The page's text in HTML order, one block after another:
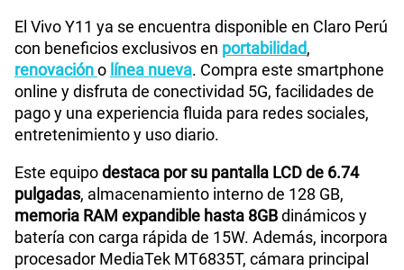
Paga solo
175GBen alta velocidad
S/159.90
Paga solo
185GB en alta velocidad
S/189.90
Paga solo
200GBen alta velocidad
S/289.90
Ver menos planes
El Vivo Y11 ya se encuentra disponible en Claro Perú
con beneficios exclusivos en portabilidad,
renovacióno línea nueva. Compra este smartphone
online y disfruta de conectividad 5G, facilidades de
pago y una experiencia fluida para redes sociales,
entretenimiento y uso diario.
Este equipodestaca por su pantalla LCD de 6.74
pulgadas, almacenamiento interno de 128 GB,
memoria RAM expandible hasta 8GBdinámicos y
batería con carga rápida de 15W. Además, incorpora
procesador MediaTek MT6835T, cámara principal